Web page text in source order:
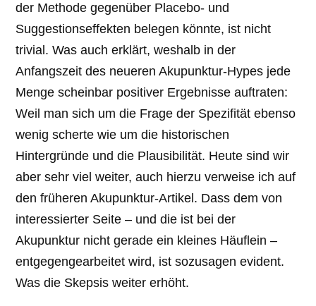
der Methode gegenüber Placebo- und
Suggestionseffekten belegen könnte, ist nicht
trivial. Was auch erklärt, weshalb in der
Anfangszeit des neueren Akupunktur-Hypes jede
Menge scheinbar positiver Ergebnisse auftraten:
Weil man sich um die Frage der Spezifität ebenso
wenig scherte wie um die historischen
Hintergründe und die Plausibilität. Heute sind wir
aber sehr viel weiter, auch hierzu verweise ich auf
den früheren Akupunktur-Artikel. Dass dem von
interessierter Seite – und die ist bei der
Akupunktur nicht gerade ein kleines Häuflein –
entgegengearbeitet wird, ist sozusagen evident.
Was die Skepsis weiter erhöht.